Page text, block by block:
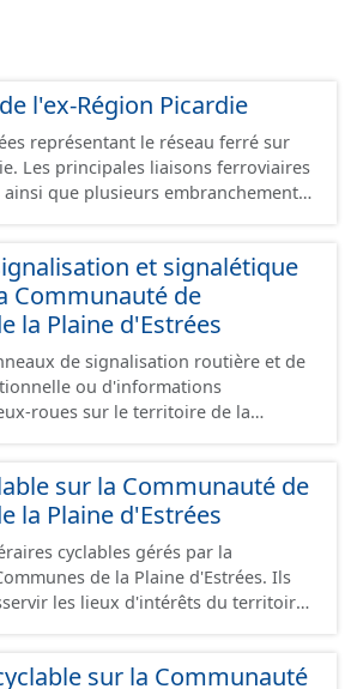
l'ex-Région Picardie
représentant le réseau ferré sur
Les principales liaisons ferroviaires
que plusieurs embranchements
sont toujours physiquement
et signalétique
Communauté de
la Plaine d'Estrées
de signalisation routière et de
ou d'informations
roues sur le territoire de la
Cet inventaire est en cours, la
pas exhaustive.
sur la Communauté de
la Plaine d'Estrées
cyclables gérés par la
de la Plaine d'Estrées. Ils
les lieux d'intérêts du territoire
Ils peuvent emprunter tout type
sur la Communauté